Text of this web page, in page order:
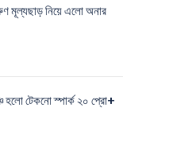
মূল্যছাড় নিয়ে এলো অনার
হলো টেকনো স্পার্ক ২০ প্রো+